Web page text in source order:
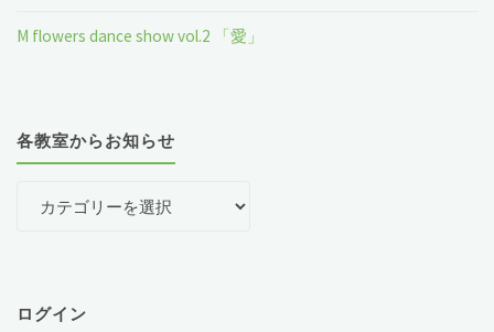
M flowers dance show vol.2 「愛」
各教室からお知らせ
ら
ログイン